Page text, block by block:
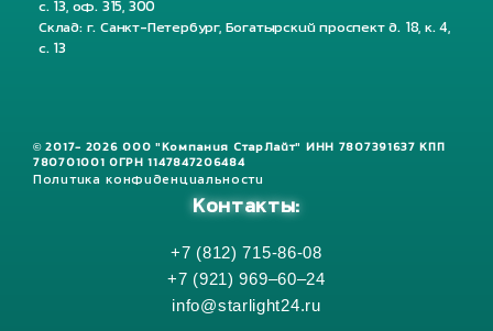
с. 13, оф. 315, 300
Склад: г. Санкт-Петербург, Богатырский проспект д. 18, к. 4,
с. 13
© 2017- 2026 ООО "Компания СтарЛайт" ИНН 7807391637 КПП
780701001 ОГРН 1147847206484
Политика конфиденциальности
Контакты:
+7 (812) 715-86-08
+7 (921) 969–60–24
info@starlight24.ru